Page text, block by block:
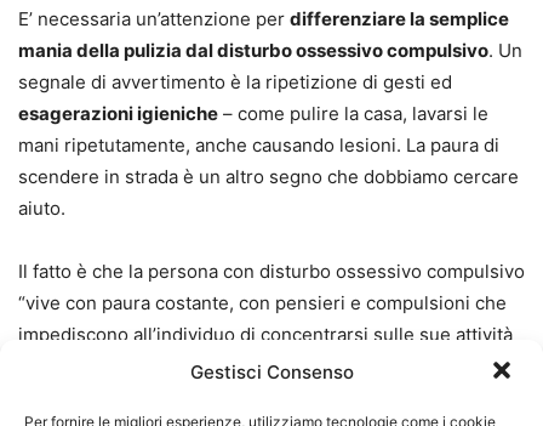
Gestisci Consenso
Per fornire le migliori esperienze, utilizziamo tecnologie come i cookie
E’ necessaria un’attenzione per differenziare la semplice
mania della pulizia dal disturbo ossessivo compulsivo. Un
segnale di avvertimento è la ripetizione di gesti ed
esagerazioni igieniche – come pulire la casa, lavarsi le
mani ripetutamente, anche causando lesioni. La paura di
scendere in strada è un altro segno che dobbiamo cercare
aiuto.
Il fatto è che la persona con disturbo ossessivo compulsivo
“vive con paura costante, con pensieri e compulsioni che
impediscono all’individuo di concentrarsi sulle sue attività
quotidiane, che possono danneggiare le prestazioni